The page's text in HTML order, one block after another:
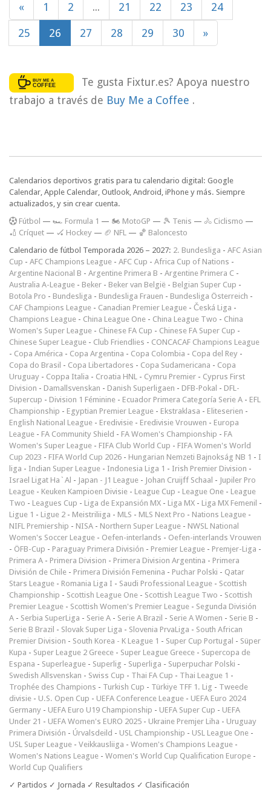
« 1 2 ... 21 22 23 24
25 26 27 28 29 30 »
Te gusta Fixtur.es? Apoya nuestro
trabajo a través de Buy Me a Coffee .
Calendarios deportivos gratis para tu calendario digital: Google
Calendar, Apple Calendar, Outlook, Android, iPhone y más. Siempre
actualizados, y sin crear cuenta.
Fútbol — 🏎️ Formula 1 — 🏍 MotoGP — 🎾 Tenis — 🚴 Ciclismo —
🏏 Críquet — 🏑 Hockey — 🏈 NFL — 🏀 Baloncesto
Calendario de fútbol Temporada 2026 – 2027: 2. Bundesliga - AFC Asian
Cup - AFC Champions League - AFC Cup - Africa Cup of Nations -
Argentine Nacional B - Argentine Primera B - Argentine Primera C -
Australia A-League - Beker - Beker van België - Belgian Super Cup -
Botola Pro - Bundesliga - Bundesliga Frauen - Bundesliga Österreich -
CAF Champions League - Canadian Premier League - Česká Liga -
Champions League - China League One - China League Two - China
Women's Super League - Chinese FA Cup - Chinese FA Super Cup -
Chinese Super League - Club Friendlies - CONCACAF Champions League
- Copa América - Copa Argentina - Copa Colombia - Copa del Rey -
Copa do Brasil - Copa Libertadores - Copa Sudamericana - Copa
Uruguay - Coppa Italia - Croatia HNL - Cymru Premier - Cyprus First
Division - Damallsvenskan - Danish Superligaen - DFB-Pokal - DFL-
Supercup - Division 1 Féminine - Ecuador Primera Categoría Serie A - EFL
Championship - Egyptian Premier League - Ekstraklasa - Eliteserien -
English National League - Eredivisie - Eredivisie Vrouwen - Europa
League - FA Community Shield - FA Women's Championship - FA
Women's Super League - FIFA Club World Cup - FIFA Women's World
Cup 2023 - FIFA World Cup 2026 - Hungarian Nemzeti Bajnokság NB 1 - I
liga - Indian Super League - Indonesia Liga 1 - Irish Premier Division -
Israel Ligat Ha`Al - Japan - J1 League - Johan Cruijff Schaal - Jupiler Pro
League - Keuken Kampioen Divisie - League Cup - League One - League
Two - Leagues Cup - Liga de Expansión MX - Liga MX - Liga MX Femenil -
Ligue 1 - Ligue 2 - Meistriliiga - MLS - MLS Next Pro - Nations League -
NIFL Premiership - NISA - Northern Super League - NWSL National
Women's Soccer League - Oefen-interlands - Oefen-interlands Vrouwen
- ÖFB-Cup - Paraguay Primera División - Premier League - Premjer-Liga -
Primera A - Primera Division - Primera Division Argentina - Primera
División de Chile - Primera División Femenina - Puchar Polski - Qatar
Stars League - Romania Liga I - Saudi Professional League - Scottish
Championship - Scottish League One - Scottish League Two - Scottish
Premier League - Scottish Women's Premier League - Segunda División
A - Serbia SuperLiga - Serie A - Serie A Brazil - Serie A Women - Serie B -
Serie B Brazil - Slovak Super Liga - Slovenia PrvaLiga - South African
Premier Division - South Korea - K League 1 - Super Cup Portugal - Süper
Kupa - Super League 2 Greece - Super League Greece - Supercopa de
Espana - Superleague - Superlig - Superliga - Superpuchar Polski -
Swedish Allsvenskan - Swiss Cup - Thai FA Cup - Thai League 1 -
Trophée des Champions - Turkish Cup - Türkiye TFF 1. Lig - Tweede
divisie - U.S. Open Cup - UEFA Conference League - UEFA Euro 2024
Germany - UEFA Euro U19 Championship - UEFA Super Cup - UEFA
Under 21 - UEFA Women's EURO 2025 - Ukraine Premjer Liha - Uruguay
Primera División - Úrvalsdeild - USL Championship - USL League One -
USL Super League - Veikkausliiga - Women's Champions League -
Women's Nations League - Women's World Cup Qualification Europe -
World Cup Qualifiers
✓ Partidos ✓ Jornada ✓ Resultados ✓ Clasificación